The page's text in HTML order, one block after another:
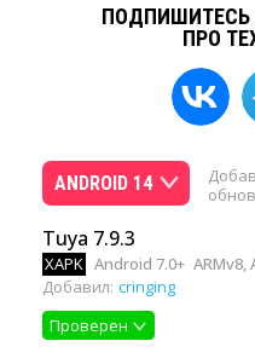
ПРО
ANDROID 14
Tuya 7.9.3
XAPK Android 7.0+ ARMv8,
Добавил: cringing
Проверен